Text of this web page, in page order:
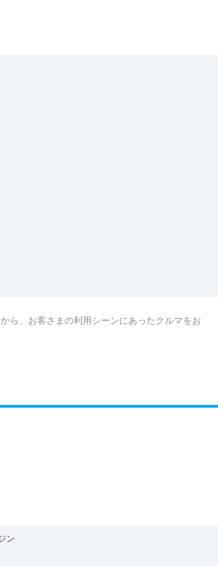
ら、お客さまの利用シーンにあったクルマをお
ン